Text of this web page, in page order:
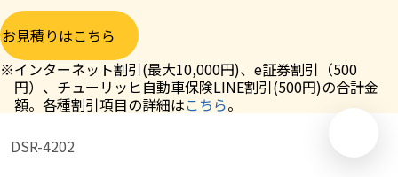
お見積りはこちら
※インターネット割引(最大10,000円)、e証券割引（500
円）、チューリッヒ自動車保険LINE割引(500円)の合計金
額。各種割引項目の詳細はこちら。
DSR-4202